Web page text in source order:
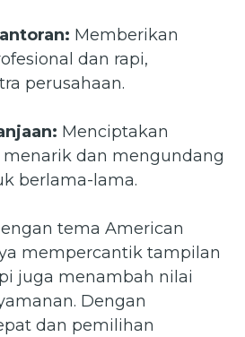
Memberikan
dan rapi,
perusahaan.
Menciptakan
dan mengundang
berlama-lama.
tema American
mempercantik tampilan
juga menambah nilai
Dengan
dan pemilihan